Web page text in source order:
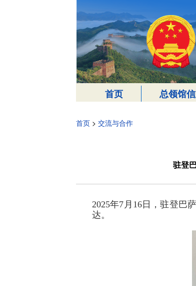
首页 总领馆
首页 > 交流与合作
驻登
2025年7月16日，驻登巴
达。